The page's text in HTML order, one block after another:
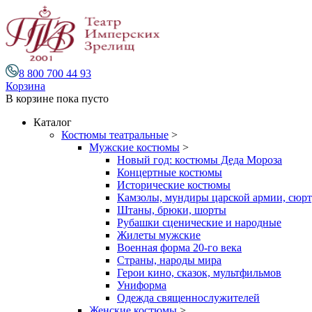
8 800 700 44 93
Корзина
В корзине пока пусто
Каталог
Костюмы театральные >
Мужские костюмы >
Новый год: костюмы Деда Мороза
Концертные костюмы
Исторические костюмы
Камзолы, мундиры царской армии,
Штаны, брюки, шорты
Рубашки сценические и народные
Жилеты мужские
Военная форма 20-го века
Страны, народы мира
Герои кино, сказок, мультфильмов
Униформа
Одежда священнослужителей